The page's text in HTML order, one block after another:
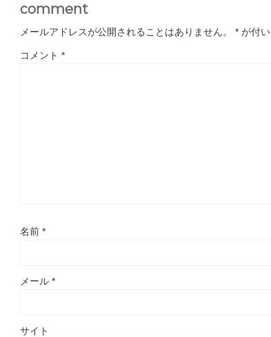
comment
メールアドレスが公開されることはありません。 * が付
コメント *
名前 *
メール *
サイト